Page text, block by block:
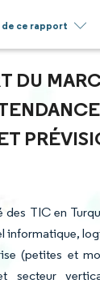
de ce rapport
DU
des TIC en
informatique,
(petites et
secteur